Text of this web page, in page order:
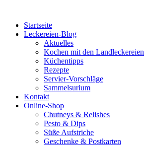
Startseite
Leckereien-Blog
Aktuelles
Kochen mit den Landleckereien
Küchentipps
Rezepte
Servier-Vorschläge
Sammelsurium
Kontakt
Online-Shop
Chutneys & Relishes
Pesto & Dips
Süße Aufstriche
Geschenke & Postkarten